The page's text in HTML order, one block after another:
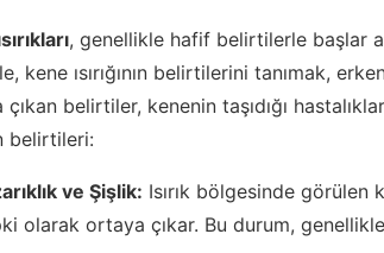
, genellikle hafif belirtilerle başlar
kene ısırığının belirtilerini tanımak,
belirtiler, kenenin taşıdığı
belirtileri:
ve Şişlik: Isırık bölgesinde görülen
olarak ortaya çıkar. Bu durum, genellikle